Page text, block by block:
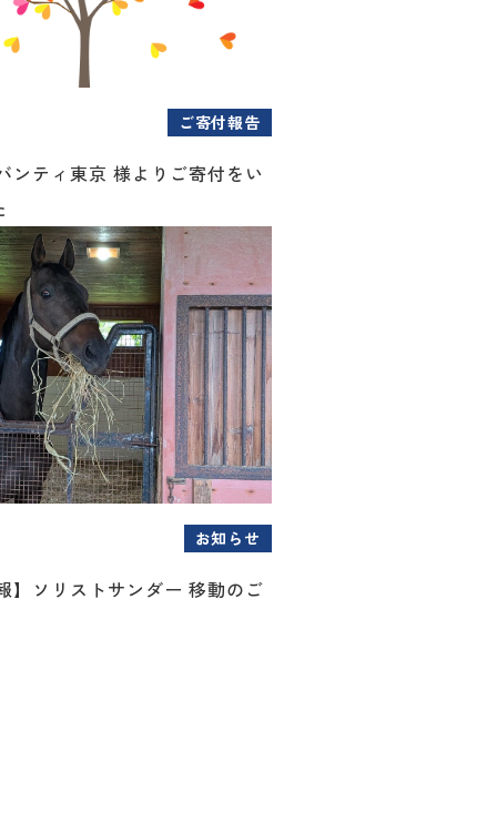
ご寄付報告
ンティ東京 様よりご寄付をい
お知らせ
】ソリストサンダー 移動のご